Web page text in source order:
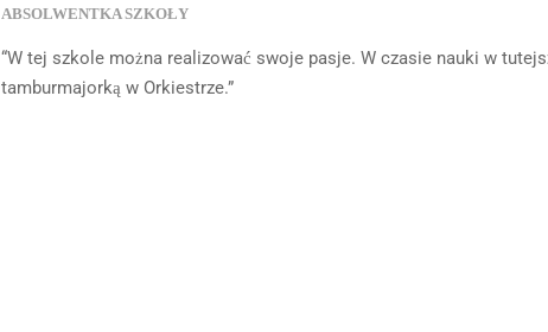
ABSOLWENTKA SZKOŁY
“W tej szkole można realizować swoje pasje. W czasie nauki w
tamburmajorką w Orkiestrze.”